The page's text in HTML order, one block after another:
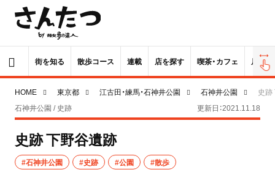
街を知る 散歩コース 連載 店を探す 喫茶・カフェ 居酒屋
HOME 東京都 江古田・練馬・石神井公園 石神井公園
史跡
石神井公園 / 史跡
更新日：2021.11.18
史跡 下野谷遺跡
#石神井公園 #史跡 #公園 #散歩